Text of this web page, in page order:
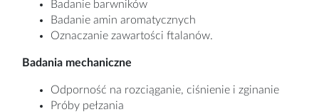
Badanie barwników
Badanie amin aromatycznych
Oznaczanie zawartości ftalanów.
Badania mechaniczne
Odporność na rozciąganie, ciśnienie i zginanie
Próby pełzania